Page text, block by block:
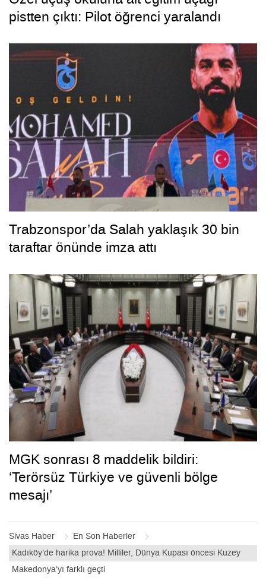
Sivas Haber
En Son Haberler
Kadıköy’de harika prova! Milliler, Dünya Kupası öncesi Kuzey
Makedonya’yı farklı geçti
pistten çıktı: Pilot öğrenci yaralandı
Trabzonspor’da Salah yaklaşık 30 bin
taraftar önünde imza attı
MGK sonrası 8 maddelik bildiri:
‘Terörsüz Türkiye ve güvenli bölge
mesajı’